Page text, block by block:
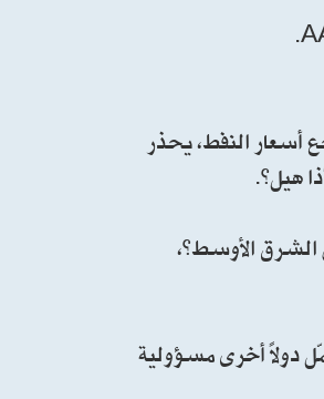
أسعار النفط، يحذر
هيل”.
الشرق الأوسط”،
دولًا أخرى مسؤولية